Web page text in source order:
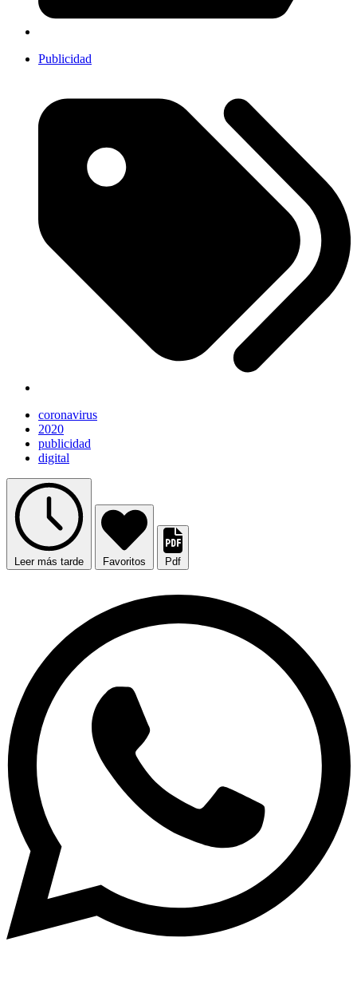
Publicidad
coronavirus
2020
publicidad
digital
Leer más tarde Favoritos Pdf